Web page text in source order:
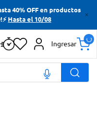
40% OFF en productos
Hasta el 10/08
Ingresar